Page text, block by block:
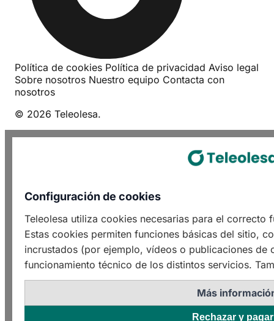
Política de cookies Política de privacidad Aviso legal
Sobre nosotros Nuestro equipo Contacta con
nosotros
© 2026 Teleolesa.
Configuración de cookies
Teleolesa utiliza cookies necesarias para el correcto
Estas cookies permiten funciones básicas del sitio,
incrustados (por ejemplo, vídeos o publicaciones de
funcionamiento técnico de los distintos servicios.
Más
Rechazar y pagar